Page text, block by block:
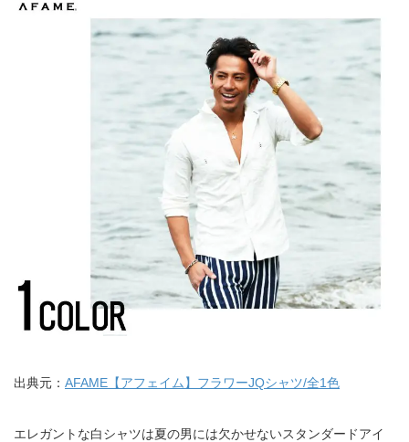
出典元： AFAME【アフェイム】フラワーJQシャツ/全1色
エレガントな白シャツは夏の男には欠かせないスタンダードアイ